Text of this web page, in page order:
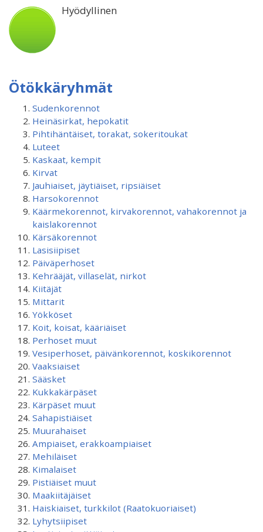
Hyödyllinen
Ötökkäryhmät
Sudenkorennot
Heinäsirkat, hepokatit
Pihtihäntäiset, torakat, sokeritoukat
Luteet
Kaskaat, kempit
Kirvat
Jauhiaiset, jäytiäiset, ripsiäiset
Harsokorennot
Käärmekorennot, kirvakorennot, vahakorennot ja
kaislakorennot
Kärsäkorennot
Lasisiipiset
Päiväperhoset
Kehrääjät, villaselät, nirkot
Kiitäjät
Mittarit
Yökköset
Koit, koisat, kääriäiset
Perhoset muut
Vesiperhoset, päivänkorennot, koskikorennot
Vaaksiaiset
Sääsket
Kukkakärpäset
Kärpäset muut
Sahapistiäiset
Muurahaiset
Ampiaiset, erakkoampiaiset
Mehiläiset
Kimalaiset
Pistiäiset muut
Maakiitäjäiset
Haiskiaiset, turkkilot (Raatokuoriaiset)
Lyhytsiipiset